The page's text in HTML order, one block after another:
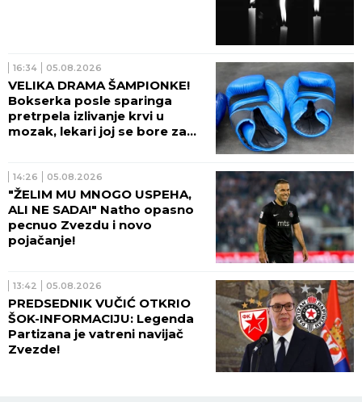
16:34 05.08.2026
VELIKA DRAMA ŠAMPIONKE!
Bokserka posle sparinga
pretrpela izlivanje krvi u
mozak, lekari joj se bore za
14:26 05.08.2026
"ŽELIM MU MNOGO USPEHA,
ALI NE SADA!" Natho opasno
pecnuo Zvezdu i novo
pojačanje!
13:42 05.08.2026
PREDSEDNIK VUČIĆ OTKRIO
ŠOK-INFORMACIJU: Legenda
Partizana je vatreni navijač
Zvezde!